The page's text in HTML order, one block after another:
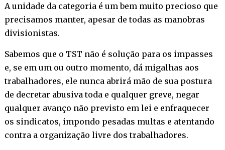
A unidade da categoria é um bem muito precioso que
precisamos manter, apesar de todas as manobras
divisionistas.
Sabemos que o TST não é solução para os impasses
e, se em um ou outro momento, dá migalhas aos
trabalhadores, ele nunca abrirá mão de sua postura
de decretar abusiva toda e qualquer greve, negar
qualquer avanço não previsto em lei e enfraquecer
os sindicatos, impondo pesadas multas e atentando
contra a organização livre dos trabalhadores.